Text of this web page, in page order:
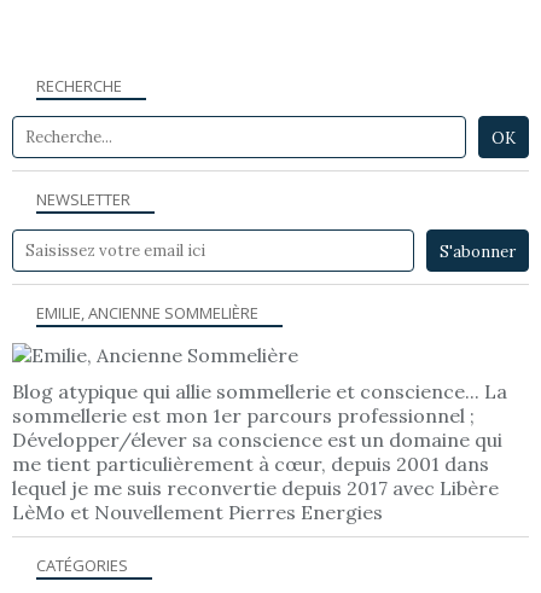
NEWSLETTER
RECHERCHE
EMILIE, ANCIENNE SOMMELIÈRE
Blog atypique qui allie sommellerie et conscience... La
sommellerie est mon 1er parcours professionnel ;
Développer/élever sa conscience est un domaine qui
me tient particulièrement à cœur, depuis 2001 dans
lequel je me suis reconvertie depuis 2017 avec Libère
LèMo et Nouvellement Pierres Energies
CATÉGORIES